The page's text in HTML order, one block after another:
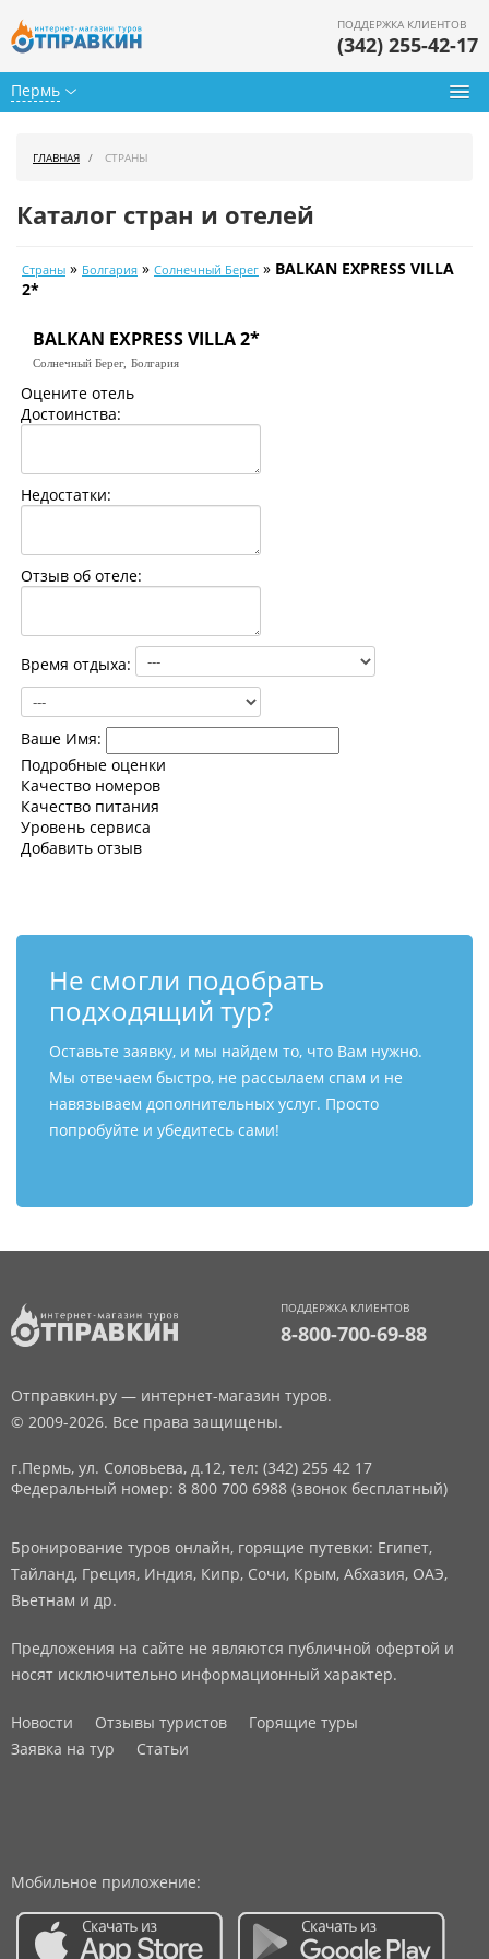
Пермь
ПОДДЕРЖКА КЛИЕНТОВ
(342) 255-42-17
Календарь туров
Страны
Как купить
Контакты
ГЛАВНАЯ СТРАНЫ
Каталог стран и отелей
Страны » Болгария » Солнечный Берег » BALKAN EXPRESS VILLA
2*
BALKAN EXPRESS VILLA 2*
Солнечный Берег, Болгария
Оцените отель
Достоинства:
Недостатки:
Отзыв об отеле:
Время отдыха:
Ваше Имя:
Подробные оценки
Качество номеров
Качество питания
Уровень сервиса
Добавить отзыв
Не смогли подобрать
подходящий тур?
Оставьте заявку, и мы найдем то, что Вам нужно.
Мы отвечаем быстро, не рассылаем спам и не
навязываем дополнительных услуг. Просто
попробуйте и убедитесь сами!
ПОДДЕРЖКА КЛИЕНТОВ
8-800-700-69-88
Отправкин.ру — интернет-магазин туров.
© 2009-2026. Все права защищены.
г.Пермь, ул. Соловьева, д.12, тел: (342) 255 42 17
Федеральный номер: 8 800 700 6988 (звонок бесплатный)
Бронирование туров онлайн, горящие путевки: Египет,
Тайланд, Греция, Индия, Кипр, Сочи, Крым, Абхазия, ОАЭ,
Вьетнам и др.
Предложения на сайте не являются публичной офертой и
носят исключительно информационный характер.
Новости Отзывы туристов
Горящие туры
Заявка на тур
Статьи
Мобильное приложение: